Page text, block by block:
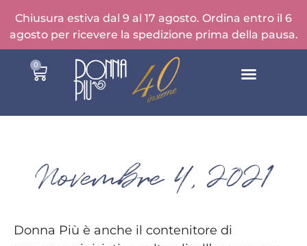
Chiusura estiva dal 9 al 17 agosto. Ordina entro il 6
agosto per ricevere la spedizione prima della pausa.
0
Novembre 4, 2021
Donna Più è anche il contenitore di